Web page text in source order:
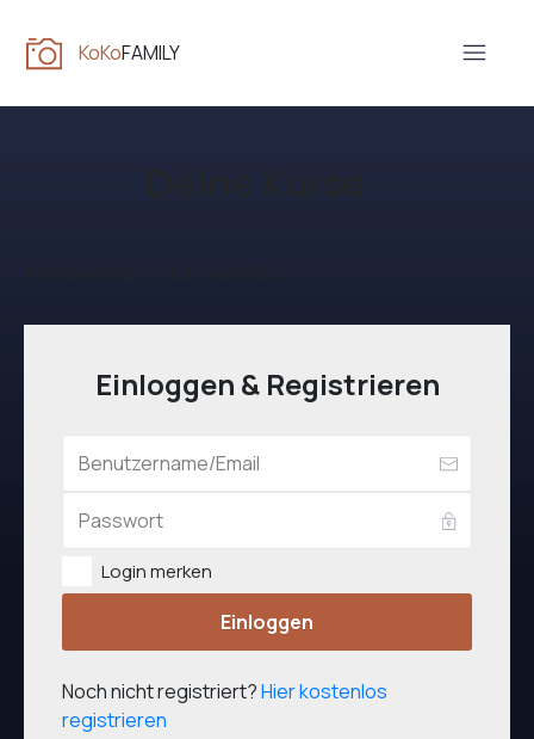
KoKoFAMILY
Einloggen & Registrieren
Login merken
Einloggen
Noch nicht registriert?Hier kostenlos
registrieren